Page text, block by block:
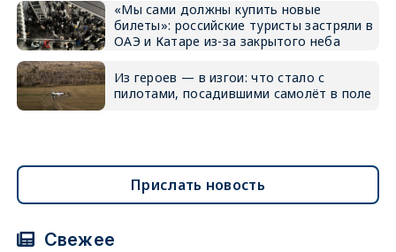
«Мы сами должны купить новые
билеты»: российские туристы застряли в
ОАЭ и Катаре из-за закрытого неба
Из героев — в изгои: что стало с
пилотами, посадившими самолёт в поле
Прислать новость
Свежее